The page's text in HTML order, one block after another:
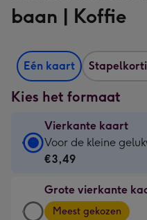
baan | Koffie
Eén kaart
Kies het formaat
Vierkante kaart
Vierkante
kaart
€3,49
-
Voor de kleine
€3,49
Grote vierkante
Grote
Meest gekozen